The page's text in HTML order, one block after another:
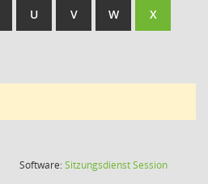
U V W X
Software:SitzungsdienstSession(Wird in